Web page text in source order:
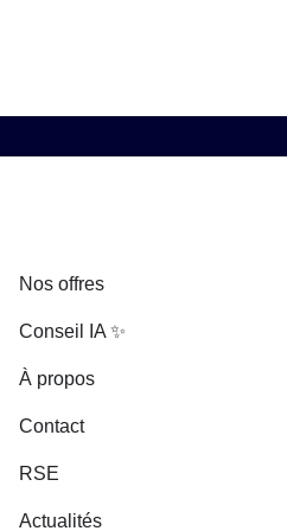
Nos offres
Conseil IA ✨
À propos
Contact
RSE
Actualités